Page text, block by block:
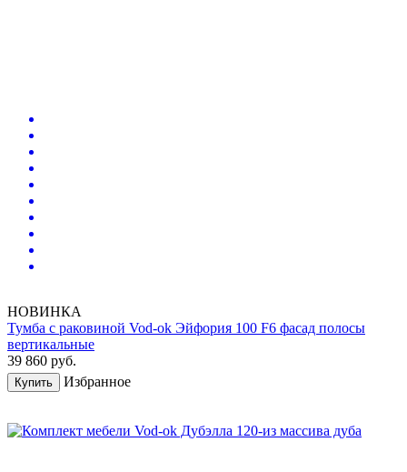
НОВИНКА
Тумба с раковиной Vod-ok Эйфория 100 F6 фасад полосы
вертикальные
39 860 руб.
Купить Избранное